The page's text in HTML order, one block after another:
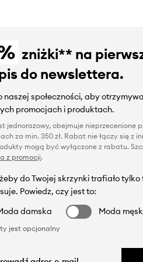
zniżki** na
do newslettera.
naszej społeczności, aby
promocjach i produktach.
jednorazowy, obejmuje nieprzecenione
za min. 350 zł. Rabat nie łączy się z
mogą być wyłączone z rabatu.
z promocji.
do Twojej skrzynki trafiało
Powiedz, czy jest to:
damska
Moda
jest opcjonalny